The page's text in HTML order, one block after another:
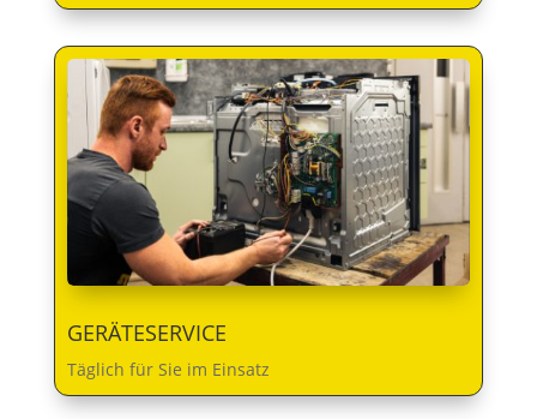
GERÄTESERVICE
Täglich für Sie im Einsatz